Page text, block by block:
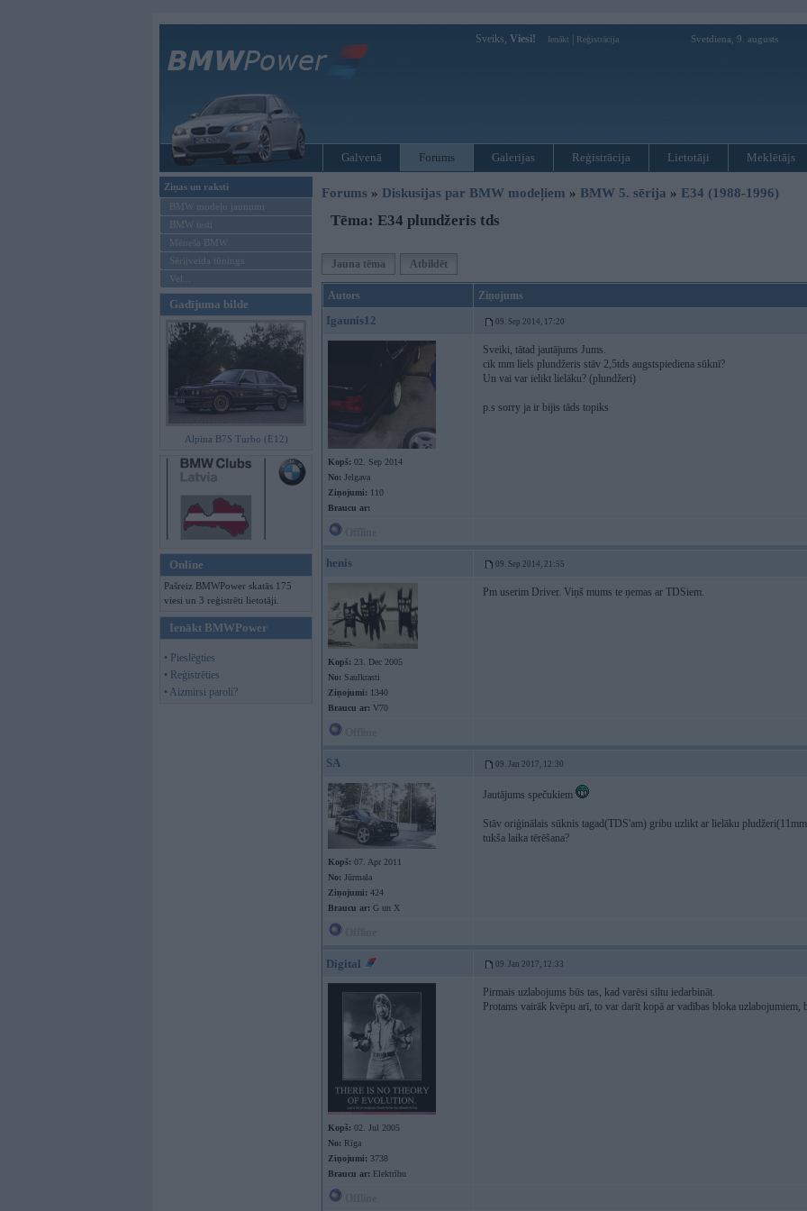
Sveiks, Viesi! Ienākt Reģistrācija Svetdiena, 9. augusts
Galvenā Forums Galerijas Reģistrācija Lietotāji Meklētājs
Ziņas un raksti
BMW modeļu jaunumi
BMW testi
Mēneša BMW
Sērijveida tūnings
Vel...
Gadījuma bilde
Alpina B7S Turbo (E12)
Online
Pašreiz BMWPower skatās 175
viesi un 3 reģistrēti lietotāji.
Ienākt BMWPower
• Pieslēgties
• Reģistrēties
• Aizmirsi paroli?
Forums » Diskusijas par BMW modeļiem » BMW 5. sērija » E34 (1988-1996)
Tēma: E34 plundžeris tds
Jauna tēma Atbildēt
Autors Ziņojums
Igaunis12 09. Sep 2014, 17:20
Kopš: 02. Sep 2014
No: Jelgava
Ziņojumi: 110
Braucu ar:
Sveiki, tātad jautājums Jums.
cik mm liels plundžeris stāv 2,5tds augstspiediena sūknī?
Un vai var ielikt lielāku? (plundžeri)
p.s sorry ja ir bijis tāds topiks
henis 09. Sep 2014, 21:55
Kopš: 23. Dec 2005
No: Saulkrasti
Ziņojumi: 1340
Braucu ar: V70
Pm userim Driver. Viņš mums te ņemas ar TDSiem.
SA 09. Jan 2017, 12:30
Kopš: 07. Apr 2011
No: Jūrmala
Ziņojumi: 424
Braucu ar: G un X
Jautājums spečukiem
Stāv oriģinālais sūknis tagad(TDS'am) gribu uzlikt ar lielāku
tukša laika tērēšana?
Digital 09. Jan 2017, 12:33
Kopš: 02. Jul 2005
No: Rīga
Ziņojumi: 3738
Braucu ar: Elektrību
Pirmais uzlabojums būs tas, kad varēsi siltu iedarbināt.
Protams vairāk kvēpu arī, to var darīt kopā ar vadības bloka uzlabojumiem,